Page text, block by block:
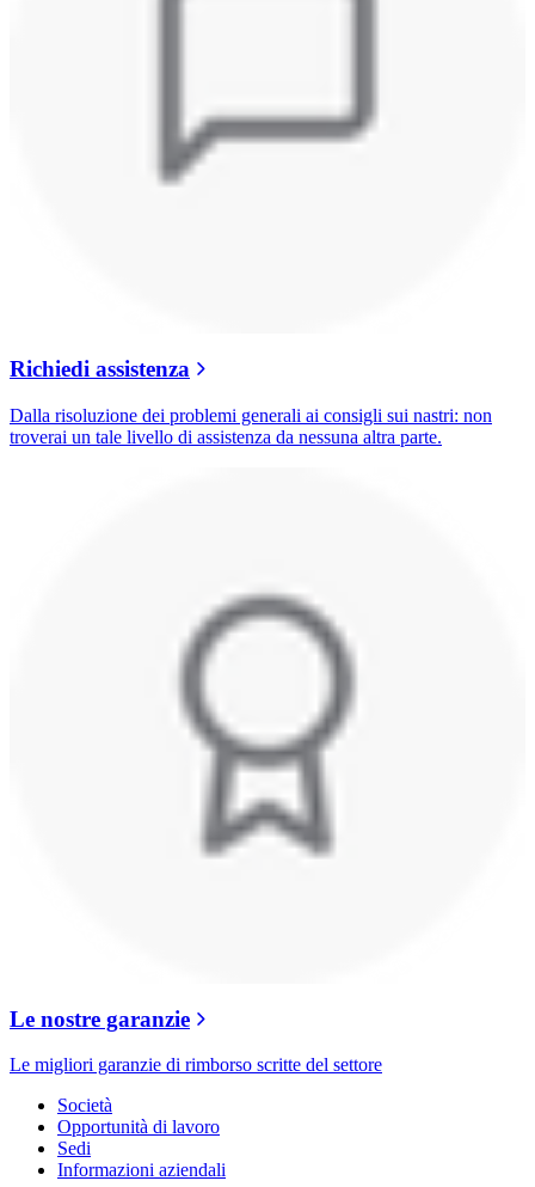
Richiedi assistenza
Dalla risoluzione dei problemi generali ai consigli sui nastri: non
troverai un tale livello di assistenza da nessuna altra parte.
Le nostre garanzie
Le migliori garanzie di rimborso scritte del settore
Società
Opportunità di lavoro
Sedi
Informazioni aziendali